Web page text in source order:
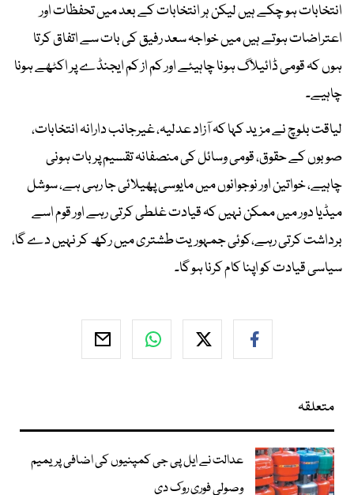
انتخابات ہو چکے ہیں لیکن ہر انتخابات کے بعد میں تحفظات اور
اعتراضات ہوتے ہیں میں خواجہ سعد رفیق کی بات سے اتفاق کرتا
ہوں کہ قومی ڈائیلاگ ہونا چاہیئے اور کم از کم ایجنڈے پر اکٹھے ہونا
چاہیے۔
لیاقت بلوچ نے مزید کہا کہ آزاد عدلیہ، غیرجانب دارانہ انتخابات،
صوبوں کے حقوق، قومی وسائل کی منصفانہ تقسیم پر بات ہونی
چاہیے، خواتین اور نوجوانوں میں مایوسی پھیلائی جا رہی ہے، سوشل
میڈیا دور میں ممکن نہیں کہ قیادت غلطی کرتی رہے اور قوم اسے
برداشت کرتی رہے،کوئی جمہوریت طشتری میں رکھ کر نہیں دے گا،
سیاسی قیادت کو اپنا کام کرنا ہو گا۔
متعلقہ
عدالت نے ایل پی جی کمپنیوں کی اضافی پریمیم
وصولی فوری روک دی